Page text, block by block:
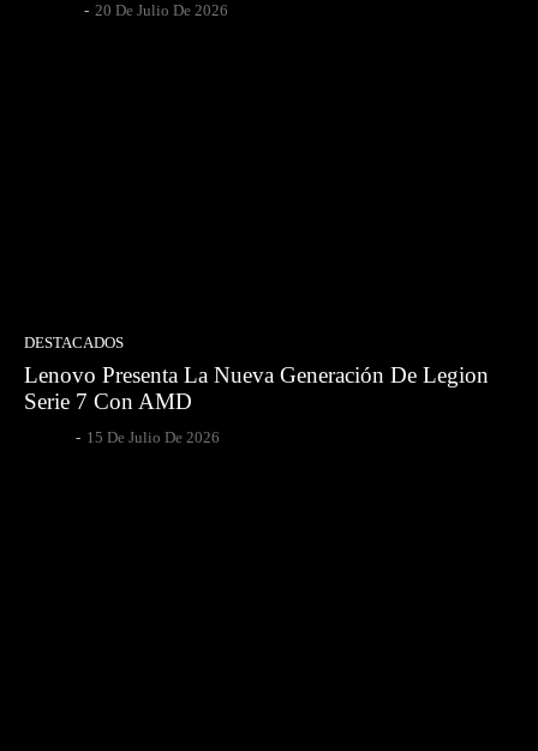
- 20 De Julio De 2026
DESTACADOS
Lenovo Presenta La Nueva Generación De Legion
Serie 7 Con AMD
- 15 De Julio De 2026